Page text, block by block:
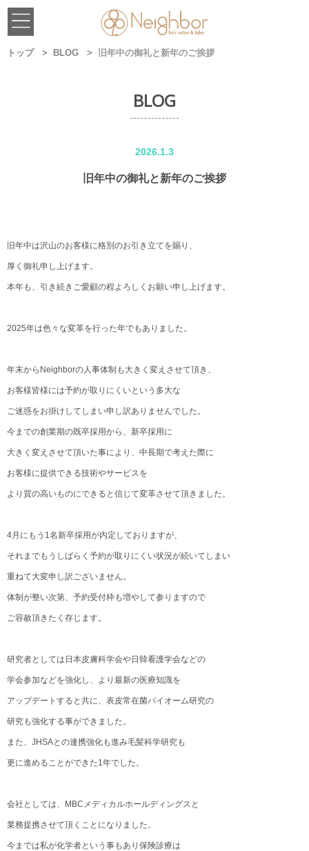
トップ BLOG 旧年中の御礼と新年のご挨拶
BLOG
2026.1.3
旧年中の御礼と新年のご挨拶
旧年中は沢山のお客様に格別のお引き立てを賜り、
厚く御礼申し上げます。
本年も、引き続きご愛顧の程よろしくお願い申し上げます。
2025年は色々な変革を行った年でもありました。
年末からNeighborの人事体制も大きく変えさせて頂き、
お客様皆様には予約が取りにくいという多大な
ご迷惑をお掛けしてしまい申し訳ありませんでした。
今までの創業期の既卒採用から、新卒採用に
大きく変えさせて頂いた事により、中長期で考えた際に
お客様に提供できる技術やサービスを
より質の高いものにできると信じて変革させて頂きました。
4月にもう1名新卒採用が内定しておりますが、
それまでもうしばらく予約が取りにくい状況が続いてしまい
重ねて大変申し訳ございません。
体制が整い次第、予約受付枠も増やして参りますので
ご容赦頂きたく存じます。
研究者としては日本皮膚科学会や日韓看護学会などの
学会参加などを強化し、より最新の医療知識を
アップデートすると共に、表皮常在菌バイオーム研究の
研究も強化する事ができました。
また、JHSAとの連携強化も進み毛髪科学研究も
更に進めることができた1年でした。
会社としては、MBCメディカルホールディングスと
業務提携させて頂くことになりました。
今までは私が化学者という事もあり保険診療は